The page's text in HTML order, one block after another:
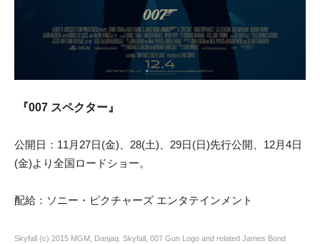
『007 スペクター』
公開日：11月27日(金)、28(土)、29日(日)先行公開、12月4日
(金)より全国ロードショー。
配給：ソニー・ピクチャーズ エンタテインメント
Skyfall (c) 2015 MGM, Danjaq. Skyfall, 007 Gun Logo and related James Bond